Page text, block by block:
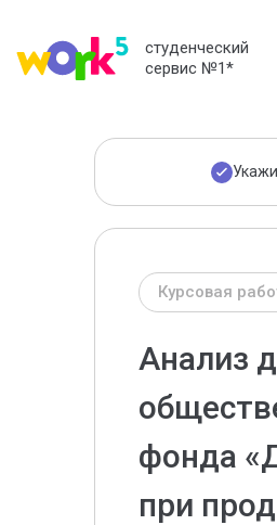
студенческий
сервис №1*
Курсовая
Анализ
фонда
при